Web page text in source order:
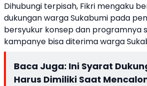
Dihubungi terpisah, Fikri mengaku
dukungan warga Sukabumi pada
bersyukur konsep dan programnya
kampanye bisa diterima warga
Baca Juga: Ini Syarat
Harus Dimiliki Saat